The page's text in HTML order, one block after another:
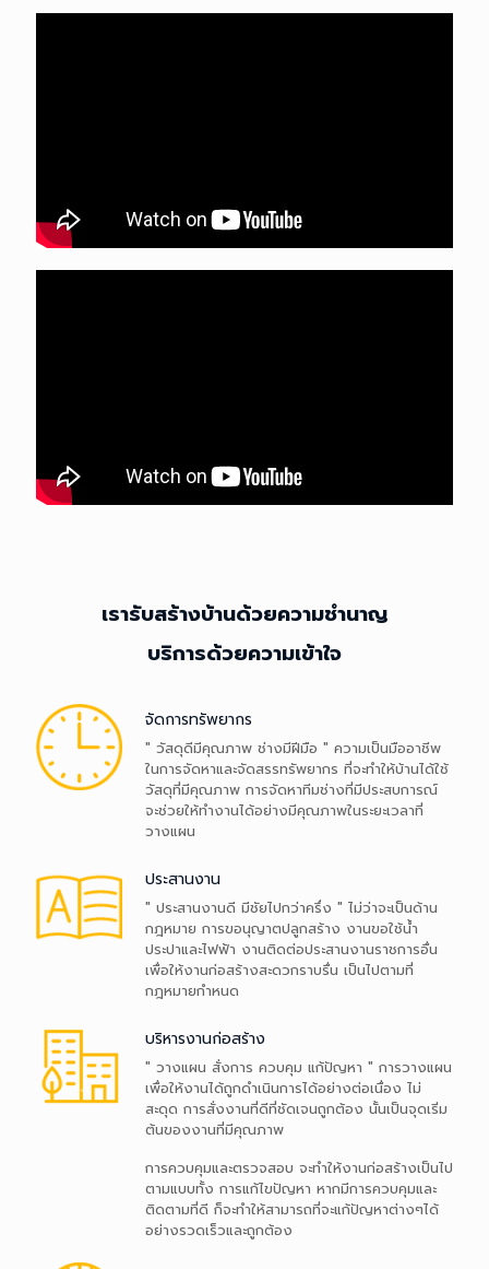
ความชำนาญ บริการ
ด้วยความเข้าใจ
" วัสดุดีมีคุณภาพ ช่างมีฝีมือ " ความเป็นมืออาชีพ
ในการจัดหาและจัดสรรทรัพยากร ที่จะทำให้บ้านได้ใช้
วัสดุที่มีคุณภาพ การจัดหาทีมช่างที่มีประสบการณ์
จะช่วยให้ทำงานได้อย่างมีคุณภาพในระยะเวลาที่
วางแผน
" ประสานงานดี มีชัยไปกว่าครึ่ง " ไม่ว่าจะเป็นด้าน
กฎหมาย การขอนุญาตปลูกสร้าง งานขอใช้น้ำ
ประปาและไฟฟ้า งานติดต่อประสานงานราชการอื่น
เพื่อให้งานก่อสร้างสะดวกราบรื่น เป็นไปตามที่
กฎหมายกำหนด
" วางแผน สั่งการ ควบคุม แก้ปัญหา " การวางแผน
เพื่อให้งานได้ถูกดำเนินการได้อย่างต่อเนื่อง ไม่
สะดุด การสั่งงานที่ดีที่ชัดเจนถูกต้อง นั้นเป็นจุดเริ่ม
ต้นของงานที่มีคุณภาพ
การควบคุมและตรวจสอบ จะทำให้งานก่อสร้างเป็นไป
ตามแบบทั้ง การแก้ไขปัญหา หากมีการควบคุมและ
ติดตามที่ดี ก็จะทำให้สามารถที่จะแก้ปัญหาต่างๆได้
อย่างรวดเร็วและถูกต้อง
เรารับสร้างบ้านด้วยความชำนาญ
บริการด้วยความเข้าใจ
จัดการทรัพยากร
" วัสดุดีมีคุณภาพ ช่างมีฝีมือ " ความเป็นมืออาชีพ
ในการจัดหาและจัดสรรทรัพยากร ที่จะทำให้บ้านได้ใช้
วัสดุที่มีคุณภาพ การจัดหาทีมช่างที่มีประสบการณ์
จะช่วยให้ทำงานได้อย่างมีคุณภาพในระยะเวลาที่
วางแผน
ประสานงาน
" ประสานงานดี มีชัยไปกว่าครึ่ง " ไม่ว่าจะเป็นด้าน
กฎหมาย การขอนุญาตปลูกสร้าง งานขอใช้น้ำ
ประปาและไฟฟ้า งานติดต่อประสานงานราชการอื่น
เพื่อให้งานก่อสร้างสะดวกราบรื่น เป็นไปตามที่
กฎหมายกำหนด
บริหารงานก่อสร้าง
" วางแผน สั่งการ ควบคุม แก้ปัญหา " การวางแผน
เพื่อให้งานได้ถูกดำเนินการได้อย่างต่อเนื่อง ไม่
สะดุด การสั่งงานที่ดีที่ชัดเจนถูกต้อง นั้นเป็นจุดเริ่ม
ต้นของงานที่มีคุณภาพ
การควบคุมและตรวจสอบ จะทำให้งานก่อสร้างเป็นไป
ตามแบบทั้ง การแก้ไขปัญหา หากมีการควบคุมและ
ติดตามที่ดี ก็จะทำให้สามารถที่จะแก้ปัญหาต่างๆได้
อย่างรวดเร็วและถูกต้อง